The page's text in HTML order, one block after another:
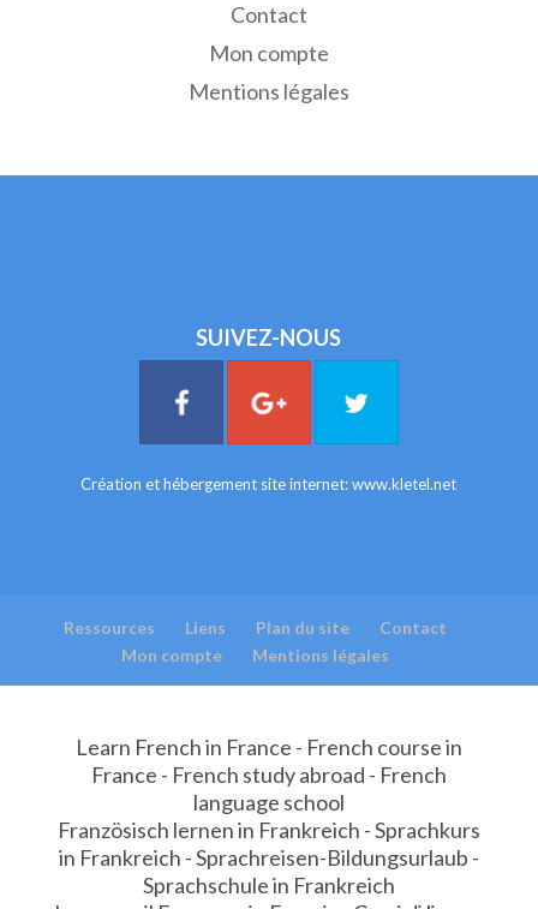
Contact
Mon compte
Mentions légales
SUIVEZ-NOUS
Création et hébergement site internet:www.kletel.net
Ressources Liens Plan du site
Contact
Mon compte
Mentions légales
Learn French in France - French course in
France - French study abroad - French
language school
Französisch lernen in Frankreich - Sprachkurs
in Frankreich - Sprachreisen-Bildungsurlaub -
Sprachschule in Frankreich